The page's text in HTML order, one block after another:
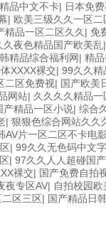
品中文不卡| 日本免
| 欧美三级久久一区二
精品一区二区久久 | 免
久夜色精品国产欧美乱
精品综合福利网| 精
XXXX裸交| 99久久精
二区免费视| 国产欧美
网站| 久久久久精品
产精品一区小说| 综合
| 狠狠色综合网站久久
AV片一区二区不卡电
| 99久久无色码中文
| 97久久人人超碰国
裸交| 国产免费自拍
夜专区AV| 自拍校园欧
区三区| 国产精品日